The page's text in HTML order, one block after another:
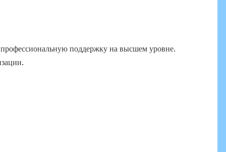
профессиональную поддержку на высшем уровне.